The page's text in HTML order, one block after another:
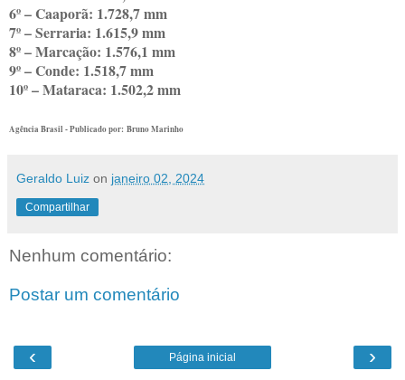
6º – Caaporã: 1.728,7 mm
7º – Serraria: 1.615,9 mm
8º – Marcação: 1.576,1 mm
9º – Conde: 1.518,7 mm
10º – Mataraca: 1.502,2 mm
Agência Brasil - Publicado por: Bruno Marinho
Geraldo Luiz on janeiro 02, 2024
Compartilhar
Nenhum comentário:
Postar um comentário
‹ ›
Página inicial